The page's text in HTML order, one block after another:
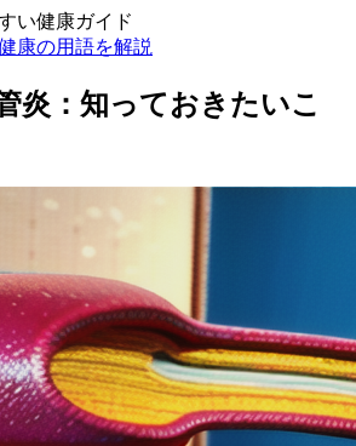
い健康ガイド
康の用語を解説
炎：知っておきたいこ